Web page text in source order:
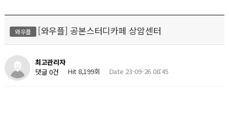
와우플 [와우플] 공본스터디카페 상암센터
최고관리자
댓글 0건
Hit 8,199회 Date 23-09-26 08:45